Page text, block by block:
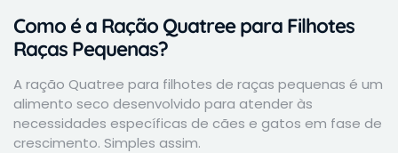
Como é a Ração Quatree para Filhotes
Raças Pequenas?
A ração Quatree para filhotes de raças pequenas é um
alimento seco desenvolvido para atender às
necessidades específicas de cães e gatos em fase de
crescimento. Simples assim.